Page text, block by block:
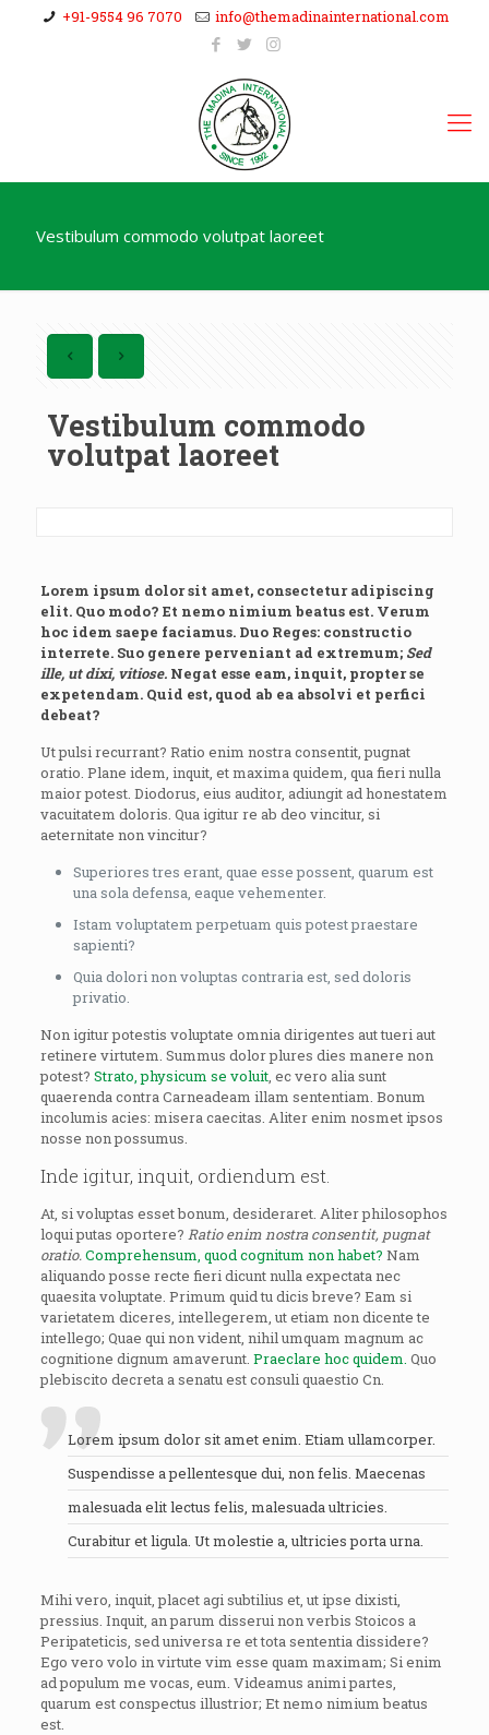
+91-9554 96 7070 info@themadinainternational.com
Vestibulum commodo volutpat laoreet
Vestibulum commodo
volutpat laoreet
Lorem ipsum dolor sit amet, consectetur adipiscing
elit. Quo modo? Et nemo nimium beatus est. Verum
hoc idem saepe faciamus. Duo Reges: constructio
interrete.Suo genere perveniant ad extremum; Sed
ille, ut dixi, vitiose.Negat esse eam, inquit, propter se
expetendam. Quid est, quod ab ea absolvi et perfici
debeat?
Ut pulsi recurrant? Ratio enim nostra consentit, pugnat
oratio. Plane idem, inquit, et maxima quidem, qua fieri nulla
maior potest. Diodorus, eius auditor, adiungit ad honestatem
vacuitatem doloris. Qua igitur re ab deo vincitur, si
aeternitate non vincitur?
Superiores tres erant, quae esse possent, quarum est
una sola defensa, eaque vehementer.
Istam voluptatem perpetuam quis potest praestare
sapienti?
Quia dolori non voluptas contraria est, sed doloris
privatio.
Non igitur potestis voluptate omnia dirigentes aut tueri aut
retinere virtutem. Summus dolor plures dies manere non
potest? Strato, physicum se voluit, ec vero alia sunt
quaerenda contra Carneadeam illam sententiam. Bonum
incolumis acies: misera caecitas. Aliter enim nosmet ipsos
nosse non possumus.
Inde igitur, inquit, ordiendum est.
At, si voluptas esset bonum, desideraret. Aliter philosophos
loqui putas oportere? Ratio enim nostra consentit, pugnat
oratio.Comprehensum, quod cognitum non habet? Nam
aliquando posse recte fieri dicunt nulla expectata nec
quaesita voluptate. Primum quid tu dicis breve? Eam si
varietatem diceres, intellegerem, ut etiam non dicente te
intellego; Quae qui non vident, nihil umquam magnum ac
cognitione dignum amaverunt. Praeclare hoc quidem. Quo
plebiscito decreta a senatu est consuli quaestio Cn.
Lorem ipsum dolor sit amet enim. Etiam ullamcorper.
Suspendisse a pellentesque dui, non felis. Maecenas
malesuada elit lectus felis, malesuada ultricies.
Curabitur et ligula. Ut molestie a, ultricies porta urna.
Mihi vero, inquit, placet agi subtilius et, ut ipse dixisti,
pressius. Inquit, an parum disserui non verbis Stoicos a
Peripateticis, sed universa re et tota sententia dissidere?
Ego vero volo in virtute vim esse quam maximam; Si enim
ad populum me vocas, eum. Videamus animi partes,
quarum est conspectus illustrior; Et nemo nimium beatus
est.